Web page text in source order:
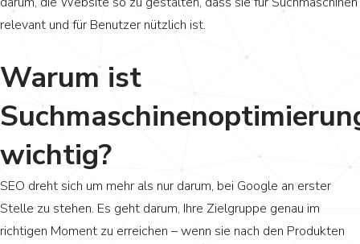
relevant und für Benutzer nützlich ist.
Warum ist
wichtig?
SEO dreht sich um mehr als nur darum, bei Google an erster
Stelle zu stehen. Es geht darum, Ihre Zielgruppe genau im
richtigen Moment zu erreichen – wenn sie nach den Produkten